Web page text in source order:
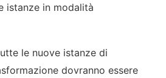
istanze in modalità
le nuove istanze di
dovranno essere